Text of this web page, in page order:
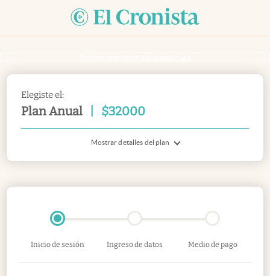
Elegiste el:
Plan Anual $32000
Mostrar detalles del plan
Inicio de sesión Ingreso de datos Medio de pago